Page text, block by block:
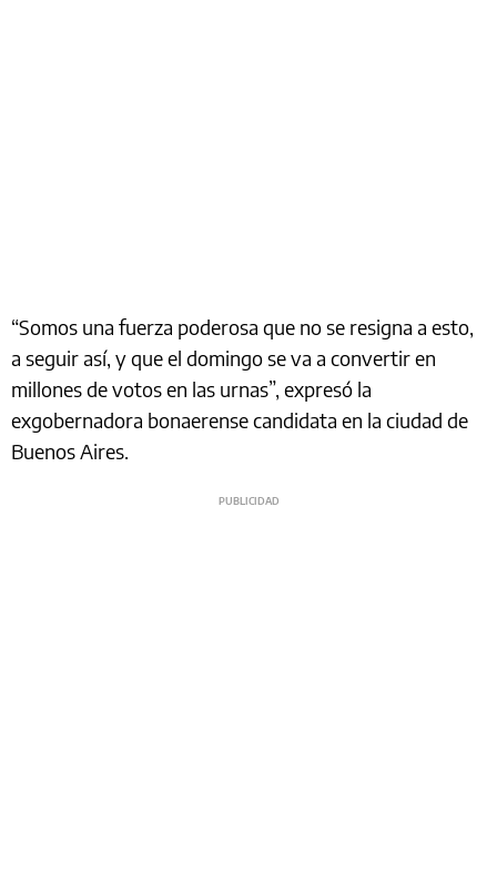
“Somos una fuerza poderosa que no se resigna a esto,
a seguir así, y que el domingo se va a convertir en
millones de votos en las urnas”, expresó la
exgobernadora bonaerense candidata en la ciudad de
Buenos Aires.